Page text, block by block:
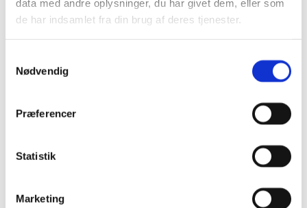
data med andre oplysninger, du har givet dem, eller som
de har indsamlet fra din brug af deres tjenester.
Nødvendig
Præferencer
Statistik
Marketing
Dato: 30. januar
Tidspunkt:
Fjordens Plankesteak
Nakskov